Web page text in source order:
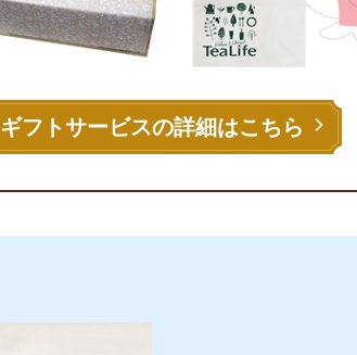
ギフトサービスの詳細はこちら